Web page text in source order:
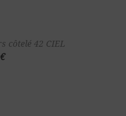
côtelé 42 CIEL